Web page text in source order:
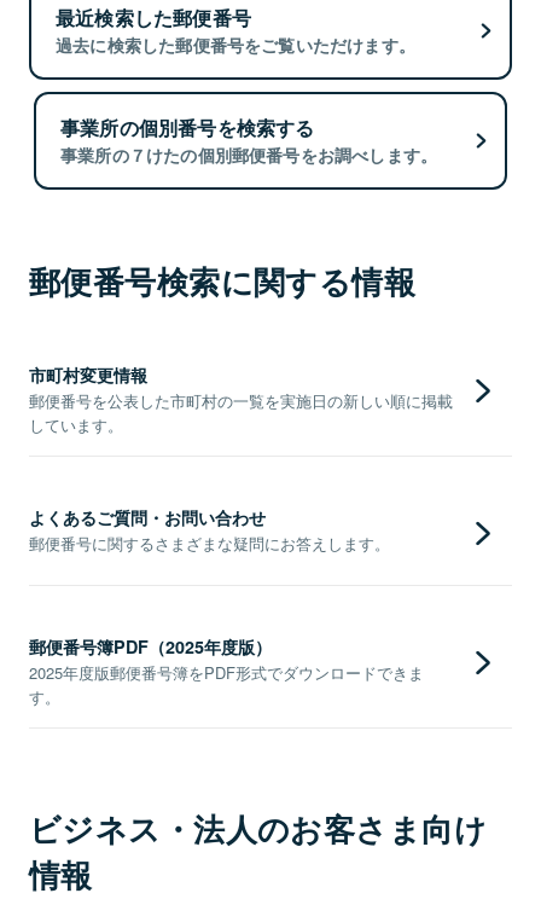
最近検索した郵便番号
過去に検索した郵便番号をご覧いただけます。
事業所の個別番号を検索する
事業所の７けたの個別郵便番号をお調べします。
郵便番号検索に関する情報
市町村変更情報
郵便番号を公表した市町村の一覧を実施日の新しい順に掲載
しています。
よくあるご質問・お問い合わせ
郵便番号に関するさまざまな疑問にお答えします。
郵便番号簿PDF（2025年度版）
2025年度版郵便番号簿をPDF形式でダウンロードできま
す。
ビジネス・法人のお客さま向け
情報